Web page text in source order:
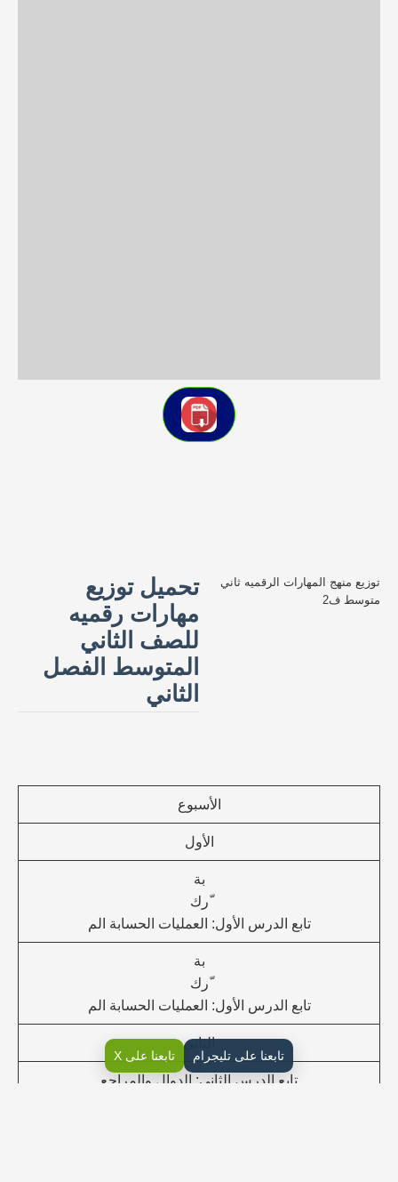
توزيع منهج المهارات الرقميه ثاني
متوسط ف2
تحميل توزيع
مهارات رقميه
للصف الثاني
المتوسط الفصل
الثاني
الأسبوع
الأول
بة
ّرك
تابع الدرس الأول: العمليات الحسابة الم
بة
ّرك
تابع الدرس الأول: العمليات الحسابة الم
الثاني
تابع الدرس الثاني: الدوال والمراجع
تابعنا على تليجرام تابعنا على X